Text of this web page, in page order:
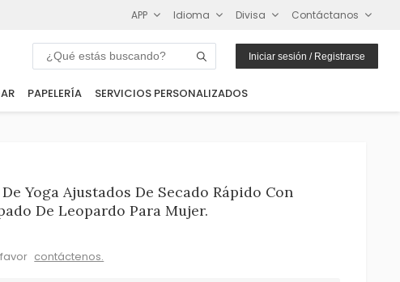
APP Idioma Divisa Contáctanos
Iniciar sesión / Registrarse
PAPELERÍA SERVICIOS PERSONALIZADOS
Yoga Ajustados De Secado Rápido Con
De Leopardo Para Mujer.
contáctenos.